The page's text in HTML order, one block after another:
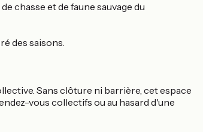
chasse et de faune sauvage du
des saisons.
Sans clôture ni barrière, cet espace
vous collectifs ou au hasard d'une